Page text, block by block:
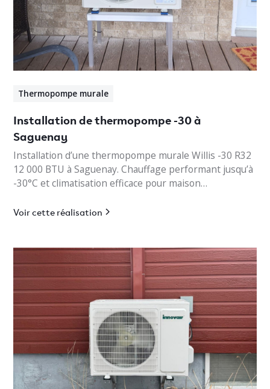
Thermopompe murale
Installation de thermopompe -30 à
Saguenay
Installation d’une thermopompe murale Willis -30 R32
12 000 BTU à Saguenay. Chauffage performant jusqu’à
-30°C et climatisation efficace pour maison
Voir cette réalisation